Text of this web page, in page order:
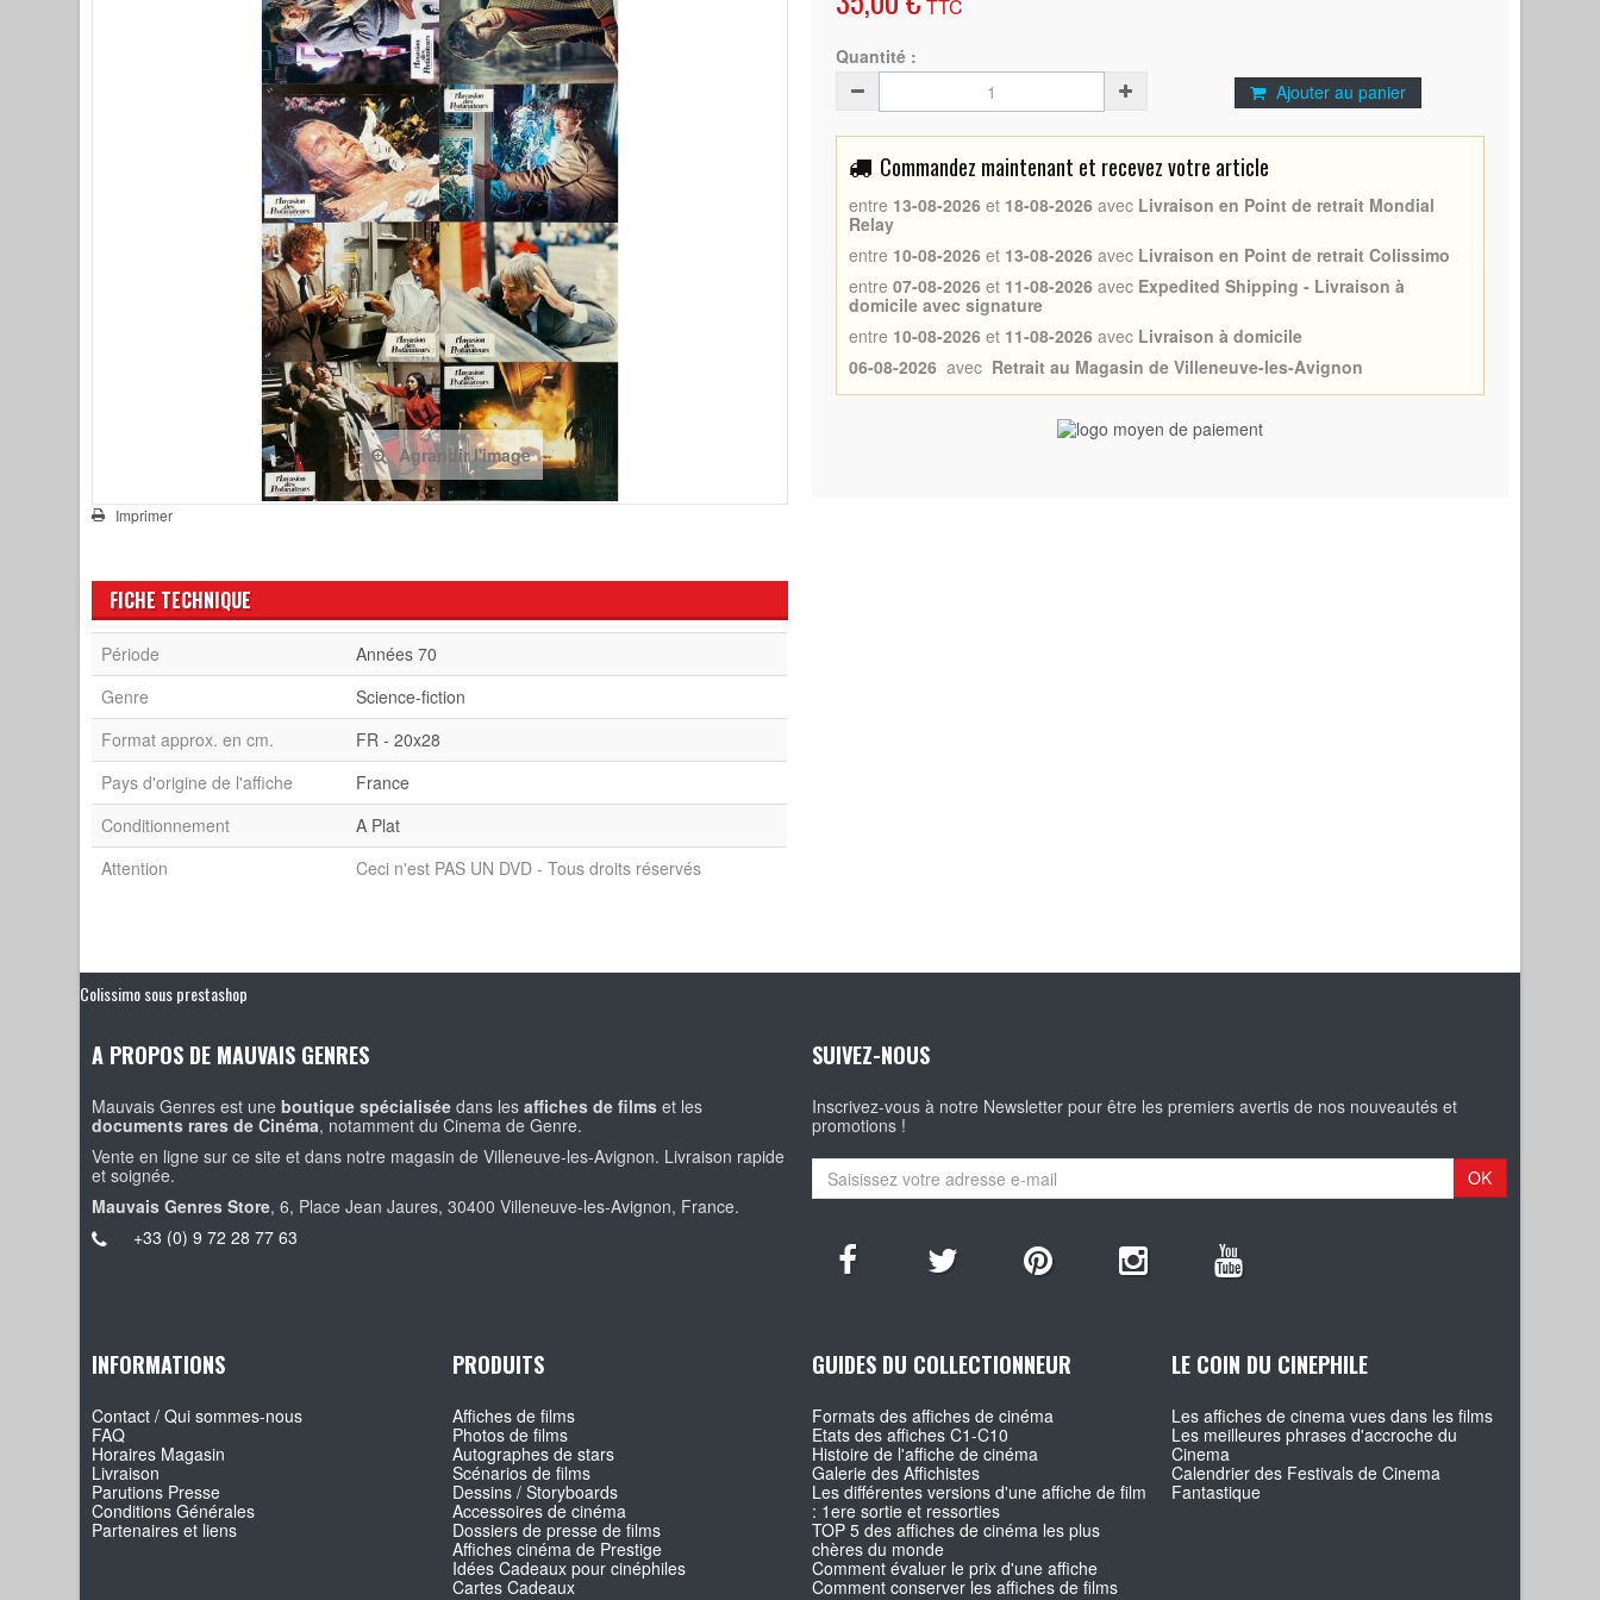
Agrandir l'image
Imprimer
TTC
Quantité :
Ajouter au panier
Commandez maintenant et recevez votre article
entre 13-08-2026 et 18-08-2026 avec Livraison en Point de retrait Mondial
Relay
entre 10-08-2026 et 13-08-2026 avec Livraison en Point de retrait Colissimo
entre 07-08-2026 et 11-08-2026 avec Expedited Shipping - Livraison à
domicile avec signature
entre 10-08-2026 et 11-08-2026 avec Livraison à domicile
06-08-2026 avec Retrait au Magasin de Villeneuve-les-Avignon
FICHE TECHNIQUE
Période
Années 70
Genre
Science-fiction
Format approx. en cm.
FR - 20x28
Pays d'origine de l'affiche
France
Conditionnement
A Plat
Attention
Ceci n'est PAS UN DVD - Tous droits réservés
Colissimo sous prestashop
A PROPOS DE MAUVAIS GENRES
Mauvais Genres est uneboutique spécialisée dans lesaffiches de films et les
documents rares de Cinéma, notamment du Cinema de Genre.
Vente en ligne sur ce site et dans notre magasin de Villeneuve-les-Avignon. Livraison rapide
et soignée.
Mauvais Genres Store, 6, Place Jean Jaures, 30400 Villeneuve-les-Avignon, France.
+33 (0) 9 72 28 77 63
SUIVEZ-NOUS
Inscrivez-vous à notre Newsletter pour être les premiers avertis de nos nouveautés et
promotions !
OK
INFORMATIONS
Contact / Qui sommes-nous
FAQ
Horaires Magasin
Livraison
Parutions Presse
Conditions Générales
Partenaires et liens
PRODUITS
Affiches de films
Photos de films
Autographes de stars
Scénarios de films
Dessins / Storyboards
Accessoires de cinéma
Dossiers de presse de films
Affiches cinéma de Prestige
Idées Cadeaux pour cinéphiles
Cartes Cadeaux
GUIDES DU COLLECTIONNEUR
Formats des affiches de cinéma
Etats des affiches C1-C10
Histoire de l'affiche de cinéma
Galerie des Affichistes
Les différentes versions d'une affiche de film
: 1ere sortie et ressorties
TOP 5 des affiches de cinéma les plus
chères du monde
Comment évaluer le prix d'une affiche
Comment conserver les affiches de films
LE COIN DU CINEPHILE
Les affiches de cinema vues dans les films
Les meilleures phrases d'accroche du
Cinema
Calendrier des Festivals de Cinema
Fantastique